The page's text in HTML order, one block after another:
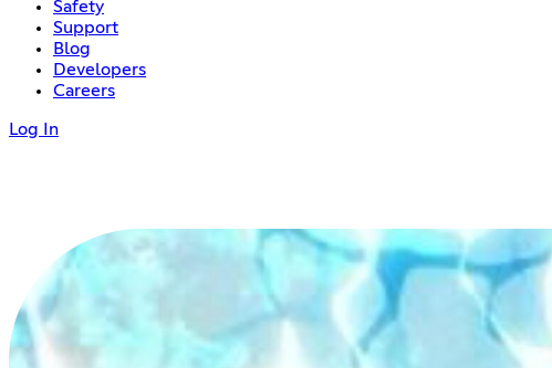
Safety
Support
Blog
Developers
Careers
Log In